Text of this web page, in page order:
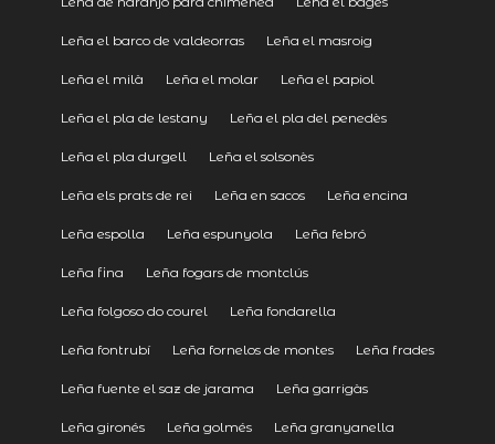
Leña el barco de valdeorras Leña el masroig
Leña el milà Leña el molar Leña el papiol
Leña el pla de lestany Leña el pla del penedès
Leña el pla durgell Leña el solsonès
Leña els prats de rei Leña en sacos Leña encina
Leña espolla Leña espunyola Leña febró
Leña fina Leña fogars de montclús
Leña folgoso do courel Leña fondarella
Leña fontrubí Leña fornelos de montes Leña frades
Leña fuente el saz de jarama Leña garrigàs
Leña gironés Leña golmés Leña granyanella